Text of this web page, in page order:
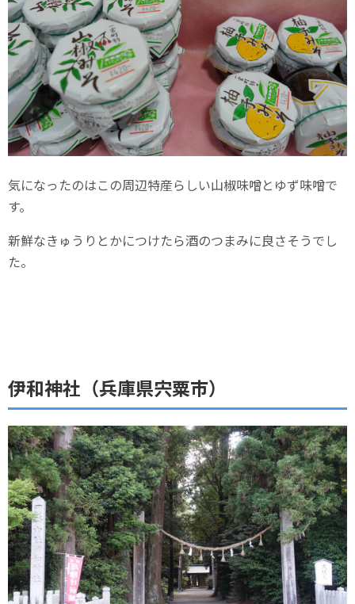
気になったのはこの周辺特産らしい山椒味噌とゆず味噌で
す。
新鮮なきゅうりとかにつけたら酒のつまみに良さそうでし
た。
伊和神社（兵庫県宍粟市）